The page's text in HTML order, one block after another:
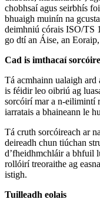
chobhsaí agus seirbhís
bhuaigh muinín na
deimhniú córais ISO/TS
go dtí an Áise, an
Cad is imthacaí
Tá acmhainn ualaigh ard
is féidir leo oibriú ag
sorcóirí mar a n-eilimintí
iarratais a bhaineann le
Tá cruth sorcóireach ar
deireadh chun tiúchan
d’fheidhmchláir a bhfuil
rollóirí treoraithe ag
istigh.
Tuilleadh eolais